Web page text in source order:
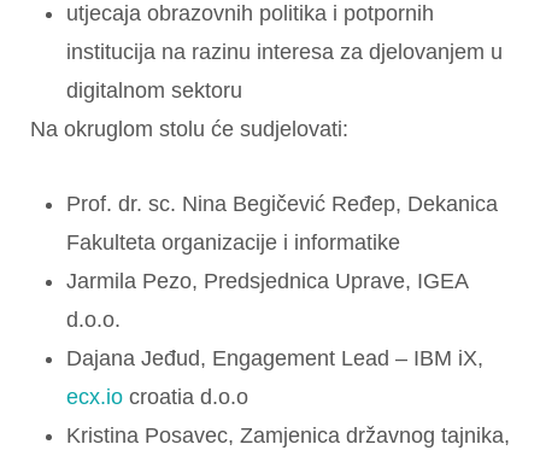
utjecaja obrazovnih politika i potpornih
institucija na razinu interesa za djelovanjem u
digitalnom sektoru
Na okruglom stolu će sudjelovati:
Prof. dr. sc. Nina Begičević Ređep, Dekanica
Fakulteta organizacije i informatike
Jarmila Pezo, Predsjednica Uprave, IGEA
d.o.o.
Dajana Jeđud, Engagement Lead – IBM iX,
ecx.io croatia d.o.o
Kristina Posavec, Zamjenica državnog tajnika,